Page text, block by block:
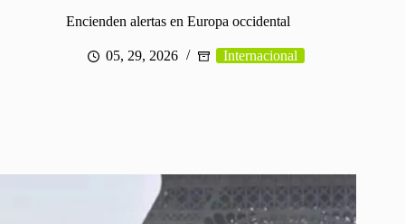
Encienden alertas en Europa occidental
05, 29, 2026 Internacional